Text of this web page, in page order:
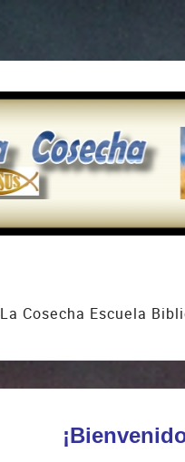
La Cosecha Escuela